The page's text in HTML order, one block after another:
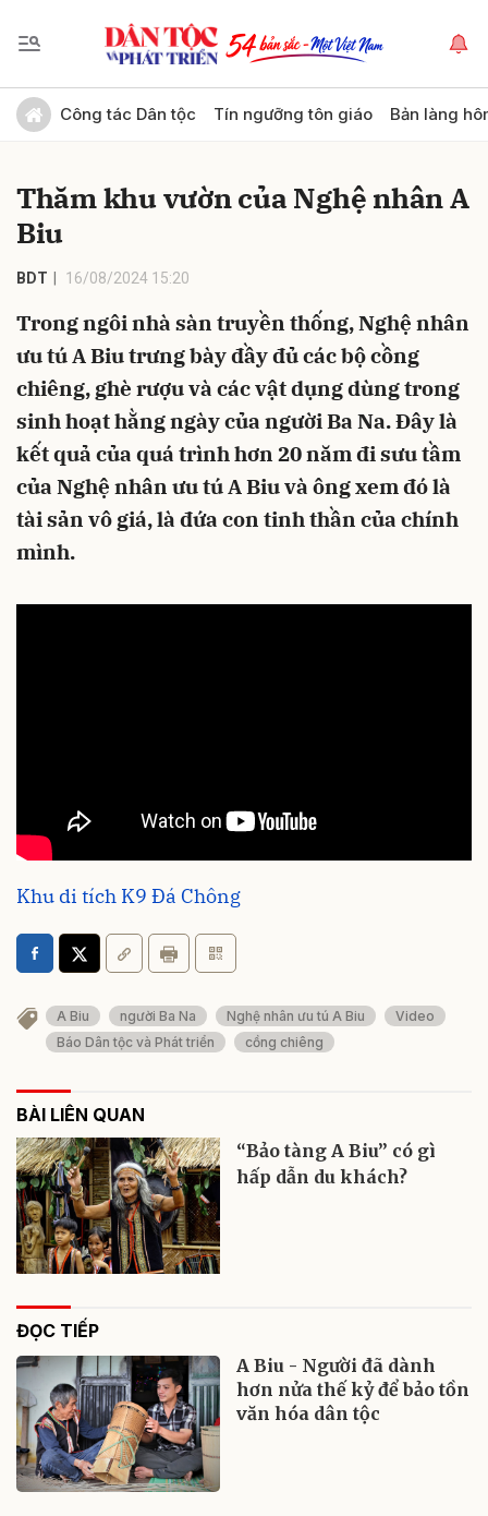
Công tác Dân tộc Tín ngưỡng tôn giáo Bản làng
Thăm khu vườn của Nghệ nhân A
Biu
BDT 16/08/2024 15:20
Trong ngôi nhà sàn truyền thống, Nghệ nhân
ưu tú A Biu trưng bày đầy đủ các bộ cồng
chiêng, ghè rượu và các vật dụng dùng trong
sinh hoạt hằng ngày của người Ba Na. Đây là
kết quả của quá trình hơn 20 năm đi sưu tầm
của Nghệ nhân ưu tú A Biu và ông xem đó là
tài sản vô giá, là đứa con tinh thần của chính
mình.
Khu di tích K9 Đá Chông
A Biu người Ba Na Nghệ nhân ưu tú A Biu
Video
Báo Dân tộc và Phát triển
cồng chiêng
BÀI LIÊN QUAN
“Bảo tàng A Biu” có gì
hấp dẫn du khách?
ĐỌC TIẾP
A Biu - Người đã dành
hơn nửa thế kỷ để bảo tồn
văn hóa dân tộc
Gửi bình luận
Hủy Gửi